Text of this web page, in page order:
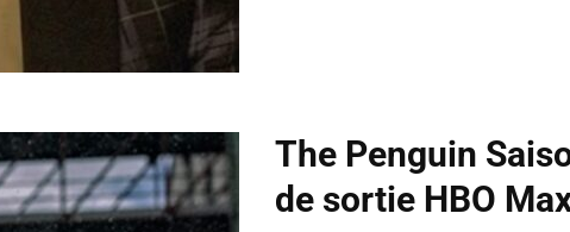
The Penguin
de sortie HBO